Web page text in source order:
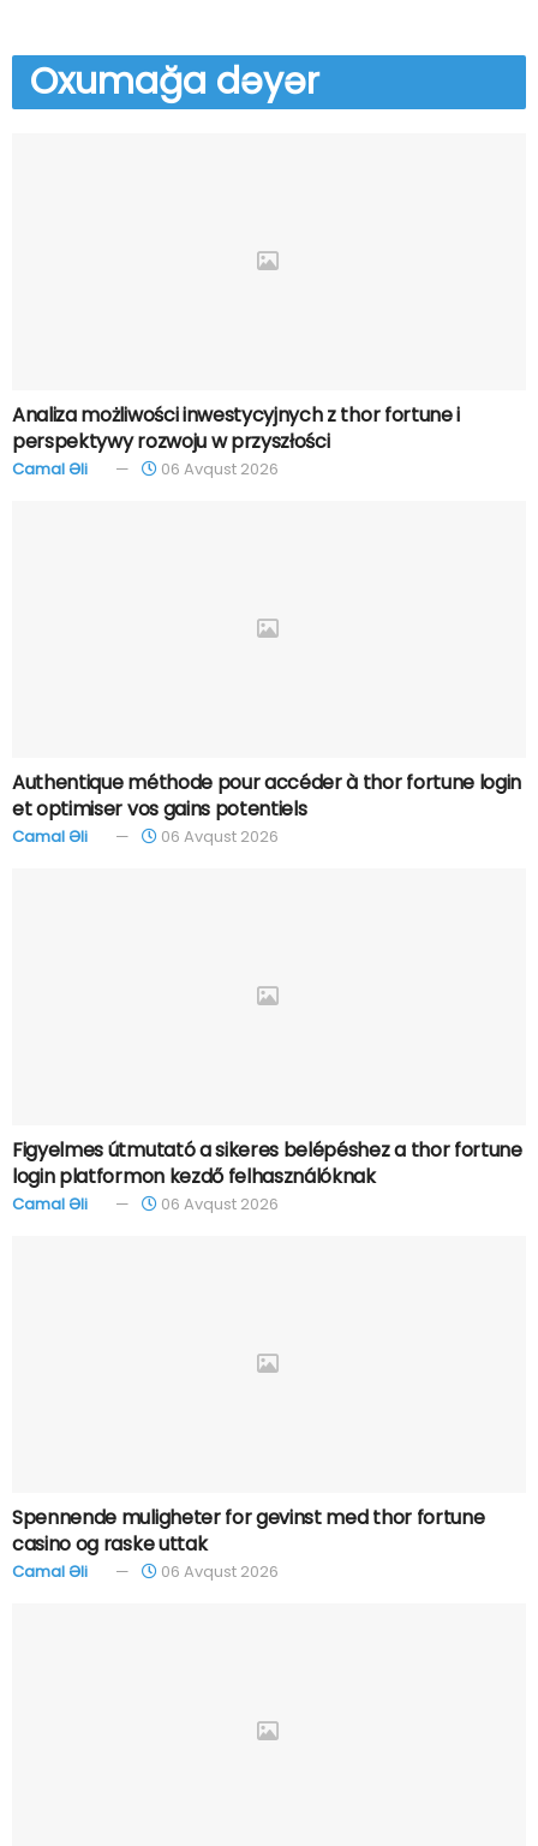
Oxumağa dəyər
Analiza możliwości inwestycyjnych z thor fortune i
perspektywy rozwoju w przyszłości
Camal Əli 06 Avqust 2026
Authentique méthode pour accéder à thor fortune login
et optimiser vos gains potentiels
Camal Əli 06 Avqust 2026
Figyelmes útmutató a sikeres belépéshez a thor fortune
login platformon kezdő felhasználóknak
Camal Əli 06 Avqust 2026
Spennende muligheter for gevinst med thor fortune
casino og raske uttak
Camal Əli 06 Avqust 2026